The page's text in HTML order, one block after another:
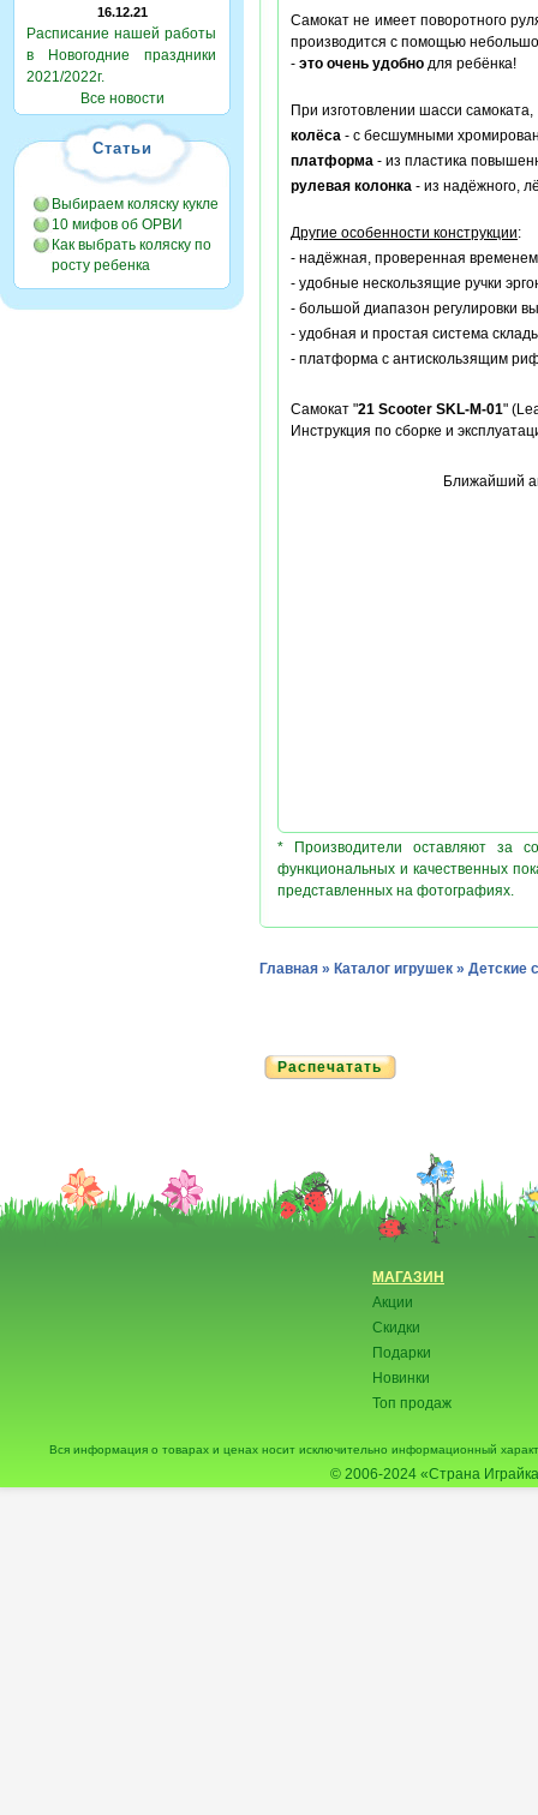
16.12.21
Расписание нашей работы
в Новогодние праздники
2021/2022г.
Все новости
Статьи
Выбираем коляску кукле
10 мифов об ОРВИ
Как выбрать коляску по
росту ребенка
Самокат не имеет поворотного
производится с помощью
- это очень удобно для ребёнка!
При изготовлении шасси
колёса - с бесшумными
платформа - из пластика
рулевая колонка - из надёжного,
Другие особенности конструкции:
- надёжная, проверенная
- удобные нескользящие ручки
- большой диапазон регулировки
- удобная и простая система
- платформа с антискользящим
Самокат "21 Scooter SKL-M-01"
Инструкция по сборке и
Ближайший
* Производители оставляют за
функциональных и качественных
представленных на фотографиях.
Главная » Каталог игрушек » Детские
Распечатать
МАГАЗИН
Акции
Скидки
Подарки
Новинки
Топ продаж
Вся информация о товарах и ценах носит исключительно информационный
© 2006-2024 «Страна